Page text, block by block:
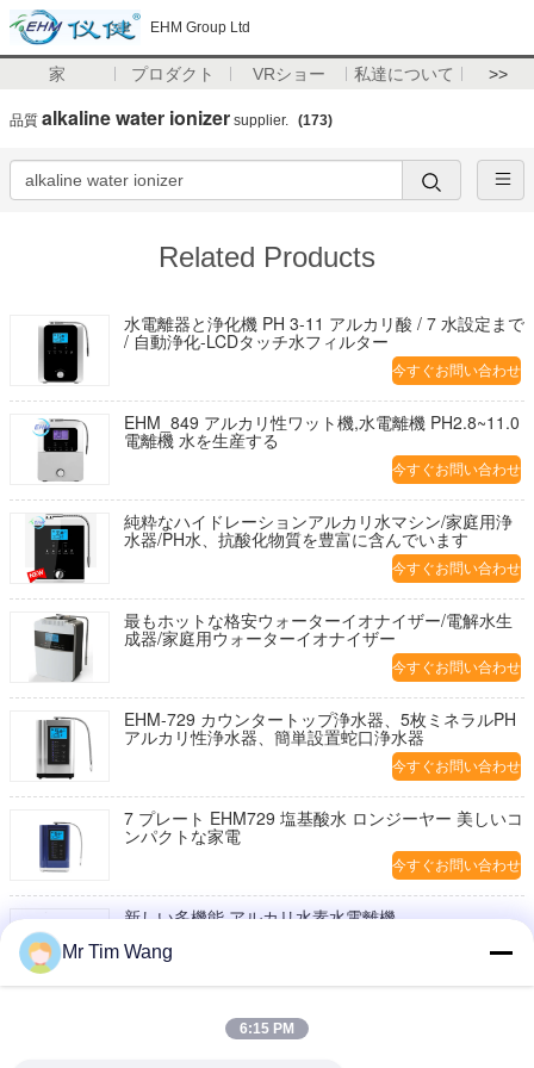
EHM Group Ltd
家 プロダクト VRショー 私達について >>
品質 alkaline water ionizer supplier. (173)
Related Products
水電離器と浄化機 PH 3-11 アルカリ酸 / 7 水設定まで
/ 自動浄化-LCDタッチ水フィルター
今すぐお問い合わせ
EHM_849 アルカリ性ワット機,水電離機 PH2.8~11.0
電離機 水を生産する
今すぐお問い合わせ
純粋なハイドレーションアルカリ水マシン/家庭用浄
水器/PH水、抗酸化物質を豊富に含んでいます
今すぐお問い合わせ
最もホットな格安ウォーターイオナイザー/電解水生
成器/家庭用ウォーターイオナイザー
今すぐお問い合わせ
EHM-729 カウンタートップ浄水器、5枚ミネラルPH
アルカリ性浄水器、簡単設置蛇口浄水器
今すぐお問い合わせ
7 プレート EHM729 塩基酸水 ロンジーヤー 美しいコ
ンパクトな家電
今すぐお問い合わせ
新しい多機能 アルカリ水素水電離機
熱システム EHM-929 のスーパー水電離機
Mr Tim Wang
6:15 PM